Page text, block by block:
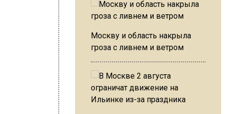
Москву и область накрыла
гроза с ливнем и ветром